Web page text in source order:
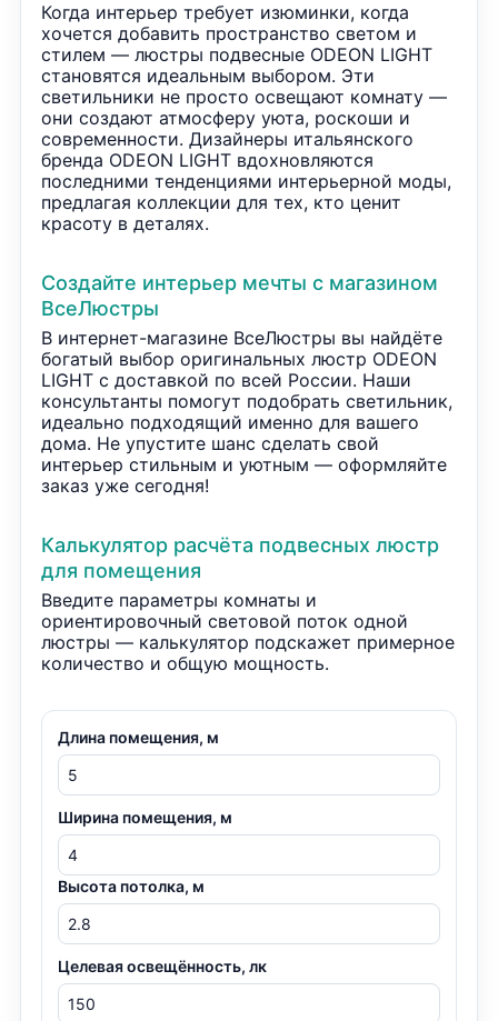
Когда интерьер требует изюминки, когда
хочется добавить пространство светом и
стилем — люстры подвесные ODEON LIGHT
становятся идеальным выбором. Эти
светильники не просто освещают комнату —
они создают атмосферу уюта, роскоши и
современности. Дизайнеры итальянского
бренда ODEON LIGHT вдохновляются
последними тенденциями интерьерной моды,
предлагая коллекции для тех, кто ценит
красоту в деталях.
Создайте интерьер мечты с магазином
ВсеЛюстры
В интернет-магазине ВсеЛюстры вы найдёте
богатый выбор оригинальных люстр ODEON
LIGHT с доставкой по всей России. Наши
консультанты помогут подобрать светильник,
идеально подходящий именно для вашего
дома. Не упустите шанс сделать свой
интерьер стильным и уютным — оформляйте
заказ уже сегодня!
Калькулятор расчёта подвесных люстр
для помещения
Введите параметры комнаты и
ориентировочный световой поток одной
люстры — калькулятор подскажет примерное
количество и общую мощность.
Длина помещения, м
Ширина помещения, м
Высота потолка, м
Целевая освещённость, лк